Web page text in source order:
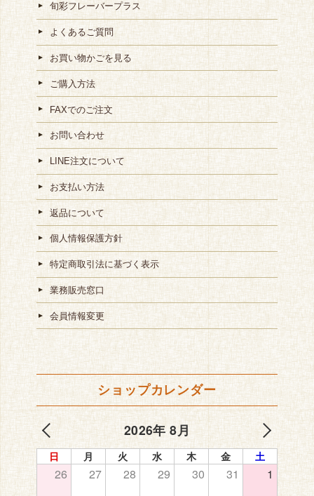
旬彩フレーバープラス
よくあるご質問
お買い物かごを見る
ご購入方法
FAXでのご注文
お問い合わせ
LINE注文について
お支払い方法
返品について
個人情報保護方針
特定商取引法に基づく表示
業務販売窓口
会員情報変更
ショップカレンダー
2026年 8月
日 月 火 水 木 金 土
26 27 28 29 30 31 1